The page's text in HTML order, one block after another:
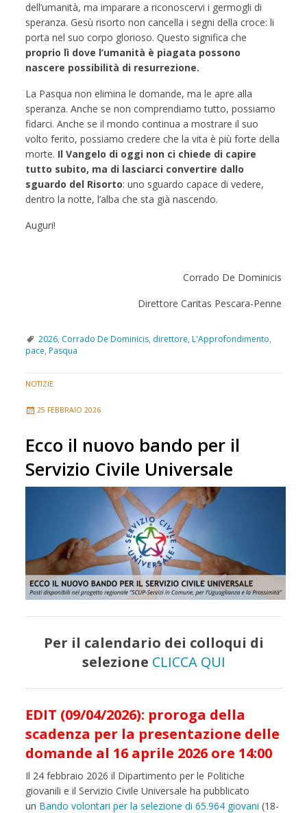
dell’umanità, ma imparare a riconoscervi i germogli di
speranza. Gesù risorto non cancella i segni della croce: li
porta nel suo corpo glorioso. Questo significa che
proprio lì dove l’umanità è piagata possono
nascere possibilità di resurrezione.
La Pasqua non elimina le domande, ma le apre alla
speranza. Anche se non comprendiamo tutto, possiamo
fidarci. Anche se il mondo continua a mostrare il suo
volto ferito, possiamo credere che la vita è più forte della
morte. Il Vangelo di oggi non ci chiede di capire
tutto subito, ma di lasciarci convertire dallo
sguardo del Risorto: uno sguardo capace di vedere,
dentro la notte, l’alba che sta già nascendo.
Auguri!
Corrado De Dominicis
Direttore Caritas Pescara-Penne
2026, Corrado De Dominicis, direttore,L'Approfondimento,
pace,Pasqua
NOTIZIE
25 FEBBRAIO 2026
Ecco il nuovo bando per il
Servizio Civile Universale
Per il calendario dei colloqui di
selezione CLICCA QUI
EDIT (09/04/2026): proroga della
scadenza per la presentazione delle
domande al 16 aprile 2026 ore 14:00
Il 24 febbraio 2026 il Dipartimento per le Politiche
giovanili e il Servizio Civile Universale ha pubblicato
un Bando volontari per la selezione di 65.964 giovani (18-